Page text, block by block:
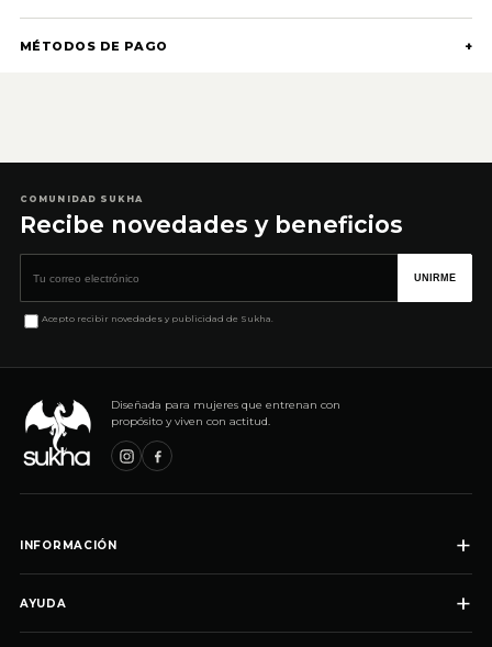
MÉTODOS DE PAGO +
COMUNIDAD SUKHA
Recibe novedades y beneficios
UNIRME
Acepto recibir novedades y publicidad de Sukha.
Diseñada para mujeres que entrenan con
propósito y viven con actitud.
INFORMACIÓN +
AYUDA
+